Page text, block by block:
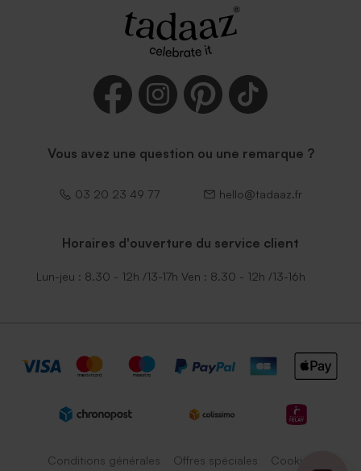
Vous avez une question ou une remarque ?
03 20 23 49 77 hello@tadaaz.fr
Horaires d'ouverture du service client
Lun-jeu : 8.30 - 12h /13-17h Ven : 8.30 - 12h /13-16h
Conditions générales Offres spéciales Cookies